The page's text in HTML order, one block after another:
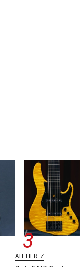
ATELIER Z